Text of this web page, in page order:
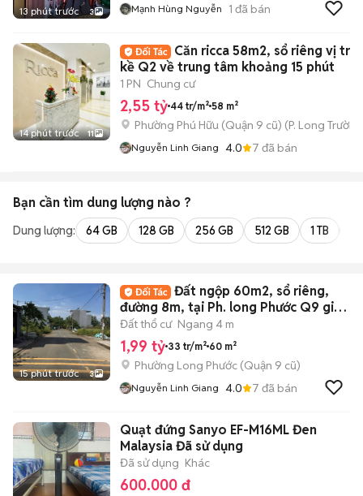
13 phút trước 3 Mạnh Hùng Nguyễn 1 đã bán
14 phút trước 11
Căn ricca 58m2, sổ riêng vị trí
kề Q2 về trung tâm khoảng 15 phút
1 PN Chung cư
2,55 tỷ 44 tr/m² 58 m²
Phường Phú Hữu (Quận 9 cũ) (P. Long Trường
Nguyễn Linh Giang 4.0 7 đã bán
Bạn cần tìm dung lượng nào ?
Dung lượng: 64 GB 128 GB 256 GB 512 GB 1 TB
15 phút trước 3
Đất ngộp 60m2, sổ riêng,
đường 8m, tại Ph. long Phước Q9 giá 1
tỷ 990
Đất thổ cư Ngang 4 m
1,99 tỷ 33 tr/m² 60 m²
Phường Long Phước (Quận 9 cũ)
Nguyễn Linh Giang 4.0 7 đã bán
Quạt đứng Sanyo EF-M16ML Đen
Malaysia Đã sử dụng
Đã sử dụng Khác
600.000 đ